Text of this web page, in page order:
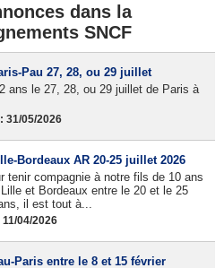
dans la
SNCF
Pau 27, 28, ou 29 juillet
ans le 27, 28, ou 29 juillet de Paris à
31/05/2026
Bordeaux AR 20-25 juillet 2026
tenir compagnie à notre fils de 10 ans
et Bordeaux entre le 20 et le 25
il est tout à...
04/2026
Paris entre le 8 et 15 février